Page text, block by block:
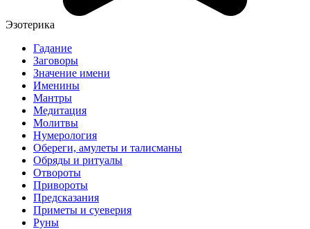
Эзотерика
Гадание
Заговоры
Значение имени
Именины
Мантры
Медитация
Молитвы
Нумерология
Обереги, амулеты и талисманы
Обряды и ритуалы
Отвороты
Привороты
Предсказания
Приметы и суеверия
Руны